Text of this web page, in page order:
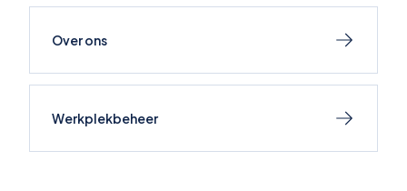
Over ons
Werkplekbeheer